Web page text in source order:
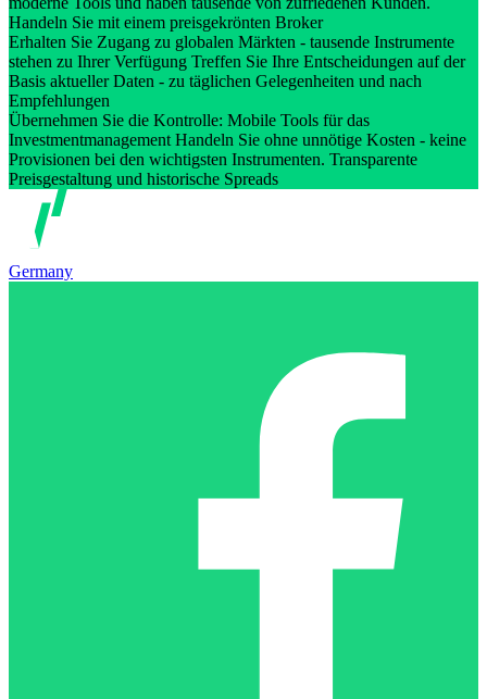
Handeln Sie mit einem preisgekrönten Broker
Erhalten Sie Zugang zu globalen Märkten - tausende Instrumente
stehen zu Ihrer Verfügung Treffen Sie Ihre Entscheidungen auf der
Basis aktueller Daten - zu täglichen Gelegenheiten und nach
Empfehlungen
Übernehmen Sie die Kontrolle: Mobile Tools für das
Investmentmanagement Handeln Sie ohne unnötige Kosten - keine
Provisionen bei den wichtigsten Instrumenten. Transparente
Preisgestaltung und historische Spreads
Germany